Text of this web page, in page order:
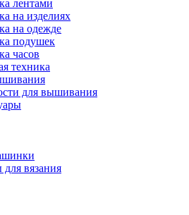
лентами
на изделиях
на одежде
подушек
часов
техника
для вышивания
вязания